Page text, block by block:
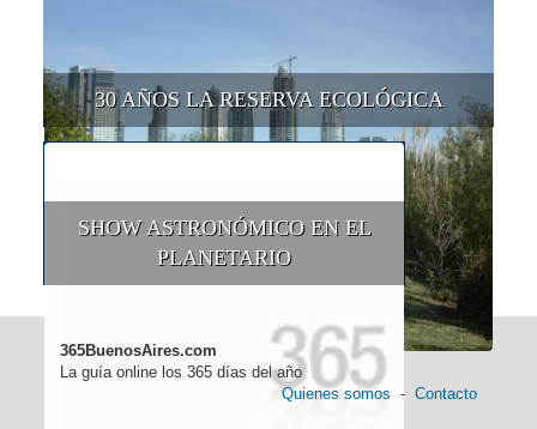
30 AÑOS LA RESERVA ECOLÓGICA
SHOW ASTRONÓMICO EN EL
PLANETARIO
365BuenosAires.com
La guía online los 365 días del año
Quienes somos - Contacto